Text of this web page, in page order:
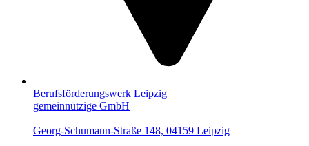
Berufsförderungswerk Leipzig
gemeinnützige GmbH
Georg-Schumann-Straße 148, 04159 Leipzig